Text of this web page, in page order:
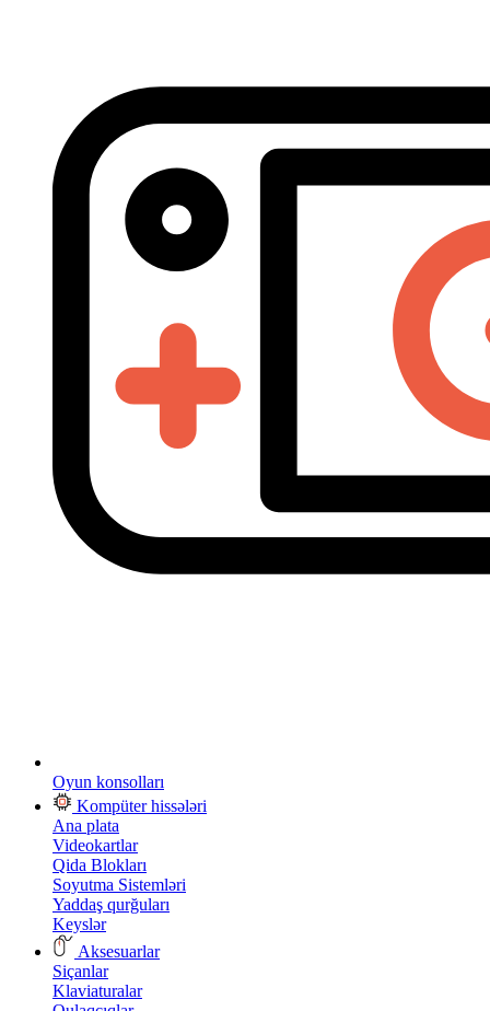
Oyun konsolları
Kompüter hissələri
Ana plata
Videokartlar
Qida Blokları
Soyutma Sistemləri
Yaddaş qurğuları
Keyslər
Aksesuarlar
Siçanlar
Klaviaturalar